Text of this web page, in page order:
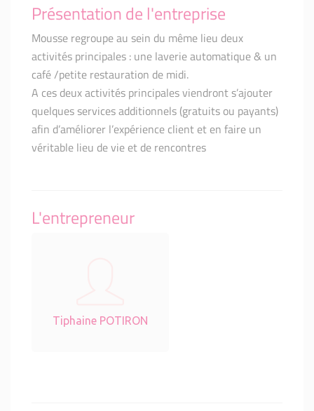
Présentation de l'entreprise
Mousse regroupe au sein du même lieu deux
activités principales : une laverie automatique & un
café /petite restauration de midi.
A ces deux activités principales viendront s’ajouter
quelques services additionnels (gratuits ou payants)
afin d’améliorer l’expérience client et en faire un
véritable lieu de vie et de rencontres
L'entrepreneur
Tiphaine POTIRON